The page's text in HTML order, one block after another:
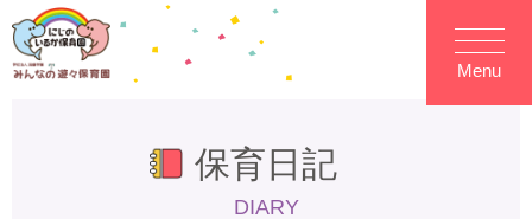
Menu
保育日記
DIARY